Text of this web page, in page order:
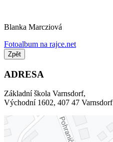
Blanka Marcziová
Fotoalbum na rajce.net
Zpět
ADRESA
Základní škola Varnsdorf,
Východní 1602, 407 47 Varnsdorf